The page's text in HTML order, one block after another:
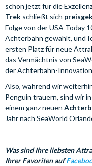
schon jetzt für die
Trek schließt sich
Folge von der USA Today
Achterbahn gewählt, und
ersten Platz für neue
das Vermächtnis von
der Achterbahn-
Also, während wir
Penguin trauern, sind wir
einem ganz neuen
Jahr nach SeaWorld
Was sind Ihre liebsten
Ihrer Favoriten auf